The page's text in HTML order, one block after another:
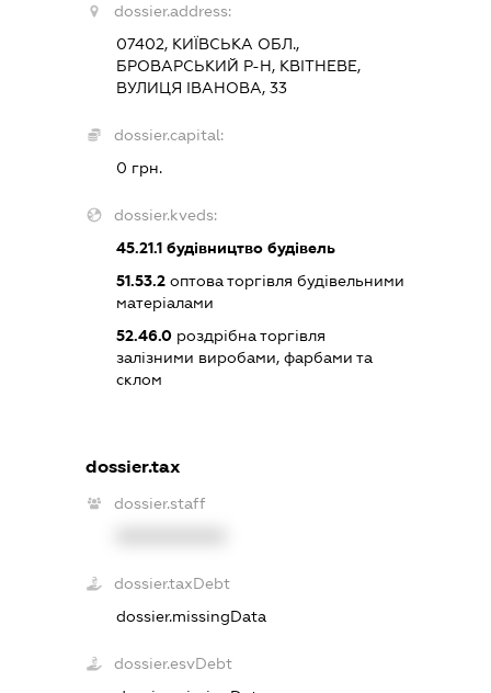
dossier.address:
07402, КИЇВСЬКА ОБЛ.,
БРОВАРСЬКИЙ Р-Н, КВІТНЕВЕ,
ВУЛИЦЯ ІВАНОВА, 33
dossier.capital:
0 грн.
dossier.kveds:
45.21.1 будівництво будівель
51.53.2 оптова торгівля будівельними
матеріалами
52.46.0 роздрібна торгівля
залізними виробами, фарбами та
склом
dossier.tax
dossier.staff
dossier.taxDebt
dossier.missingData
dossier.esvDebt